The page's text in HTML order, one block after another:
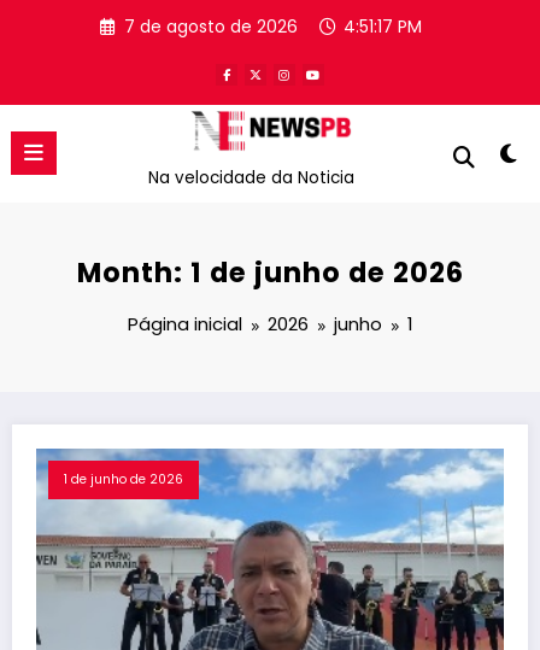
7 de agosto de 2026 4:51:17 PM
Na velocidade da Noticia
Month: 1 de junho de 2026
Página inicial 2026 junho 1
1 de junho de 2026